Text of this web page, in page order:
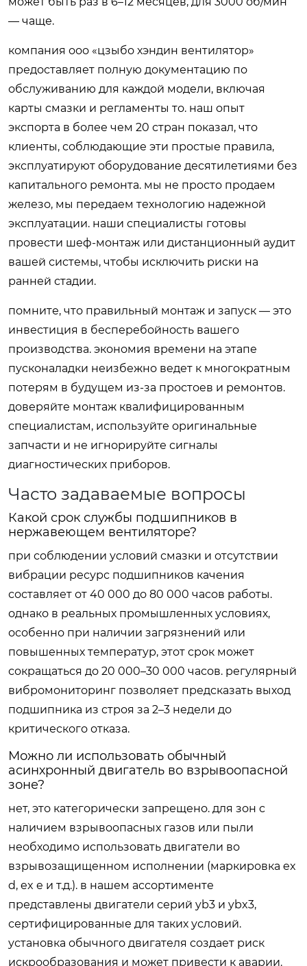
— чаще.
компания ооо «цзыбо хэндин вентилятор»
предоставляет полную документацию по
обслуживанию для каждой модели, включая
карты смазки и регламенты то. наш опыт
экспорта в более чем 20 стран показал, что
клиенты, соблюдающие эти простые правила,
эксплуатируют оборудование десятилетиями без
капитального ремонта. мы не просто продаем
железо, мы передаем технологию надежной
эксплуатации. наши специалисты готовы
провести шеф-монтаж или дистанционный аудит
вашей системы, чтобы исключить риски на
ранней стадии.
помните, что правильный монтаж и запуск — это
инвестиция в бесперебойность вашего
производства. экономия времени на этапе
пусконаладки неизбежно ведет к многократным
потерям в будущем из-за простоев и ремонтов.
доверяйте монтаж квалифицированным
специалистам, используйте оригинальные
запчасти и не игнорируйте сигналы
диагностических приборов.
Часто задаваемые вопросы
Какой срок службы подшипников в
нержавеющем вентиляторе?
при соблюдении условий смазки и отсутствии
вибрации ресурс подшипников качения
составляет от 40 000 до 80 000 часов работы.
однако в реальных промышленных условиях,
особенно при наличии загрязнений или
повышенных температур, этот срок может
сокращаться до 20 000–30 000 часов. регулярный
вибромониторинг позволяет предсказать выход
подшипника из строя за 2–3 недели до
критического отказа.
Можно ли использовать обычный
асинхронный двигатель во взрывоопасной
зоне?
нет, это категорически запрещено. для зон с
наличием взрывоопасных газов или пыли
необходимо использовать двигатели во
взрывозащищенном исполнении (маркировка ex
d, ex e и т.д.). в нашем ассортименте
представлены двигатели серий yb3 и ybx3,
сертифицированные для таких условий.
установка обычного двигателя создает риск
искрообразования и может привести к аварии.